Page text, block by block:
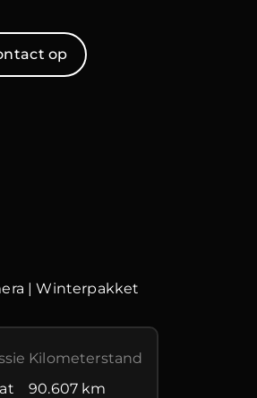
op
| Winterpakket
Kilometerstand
90.607 km